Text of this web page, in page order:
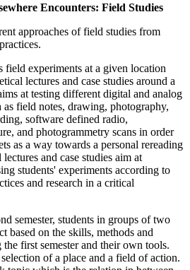
Encounters: Field Studies
approaches of field studies from
field experiments at a given location
lectures and case studies around a
at testing different digital and analog
as field notes, drawing, photography,
software defined radio,
and photogrammetry scans in order
as a way towards a personal rereading
and case studies aim at
students' experiments according to
and research in a critical
semester, students in groups of two
based on the skills, methods and
first semester and their own tools.
of a place and a field of action.